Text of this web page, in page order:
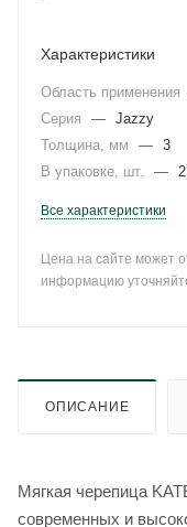
Характеристики
Область применения
Серия
— Jazzy
Толщина, мм
— 3
В упаковке, шт.
—
Все характеристики
Цена на сайте может
информацию
ОПИСАНИЕ
Мягкая черепица
современных и